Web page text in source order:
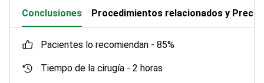
Conclusiones Procedimientos relacionados y
pacientes lo recomiendan - 85%
Tiempo de la cirugía - 2 horas